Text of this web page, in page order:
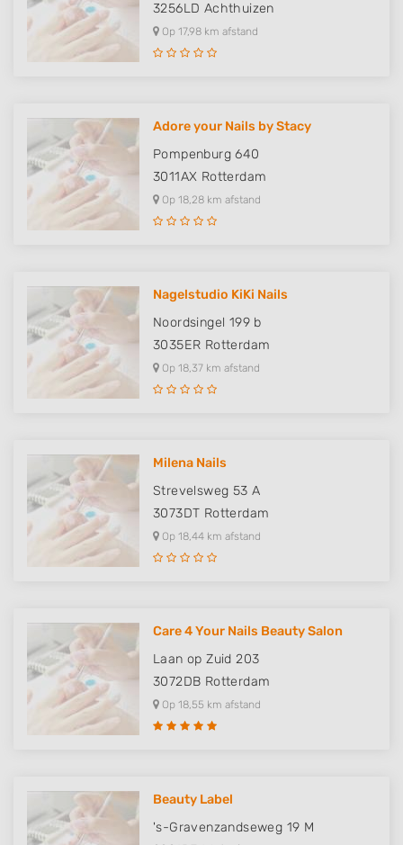
3256LD Achthuizen
Op 17,98 km afstand
Adore your Nails by Stacy
Pompenburg 640
3011AX Rotterdam
Op 18,28 km afstand
Nagelstudio KiKi Nails
Noordsingel 199 b
3035ER Rotterdam
Op 18,37 km afstand
Milena Nails
Strevelsweg 53 A
3073DT Rotterdam
Op 18,44 km afstand
Care 4 Your Nails Beauty Salon
Laan op Zuid 203
3072DB Rotterdam
Op 18,55 km afstand
Beauty Label
's-Gravenzandseweg 19 M